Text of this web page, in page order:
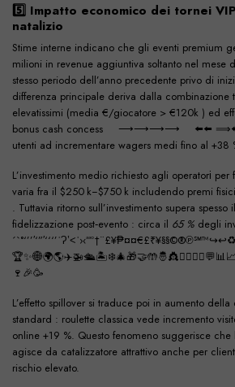
5️⃣ Impatto economico dei tornei
natalizio
Stime interne indicano che gli eventi premium
milioni in revenue aggiuntiva soltanto nel mese
stesso periodo dell’anno precedente privo di
differenza principale deriva dalla combinazione
elevatissimi (media €/giocatore > €120k ) ed
bonus cash concess­​ ⁠⁣⁣⠀⁠ ⁣⁣ ⟶︎⟶︎⟶︎⟶︎ ⠀ ⬅️⬅️ ⟹⬅️⸮
utenti ad incrementare wagers medi fino al +38
L’investimento medio richiesto agli operatorі
varia fra il ​​$250 k−$750 k includendo premi
. Tuttavia ritorno sull’investimento supera spesso il
fidelizzazione post‐evento : circa il 65 % degli
🍷🎉🥳
L’effetto spillover si traduce poi in aumento
standard : roulette classica vede incremento
online +19 %. Questo fenomeno suggerisce che
agisce da catalizzatore attrattivo anche per
rischio elevato.